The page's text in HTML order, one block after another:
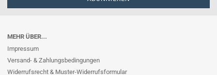
MEHR ÜBER...
Impressum
Versand- & Zahlungsbedingungen
Widerrufsrecht & Muster-Widerrufsformular